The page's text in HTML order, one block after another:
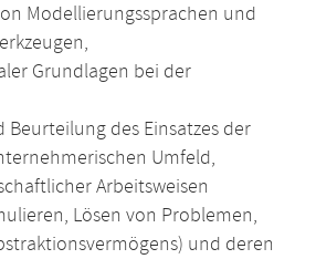
Modellierungssprachen und
Grundlagen bei der
des Einsatzes der
Umfeld,
Arbeitsweisen
Lösen von Problemen,
und deren